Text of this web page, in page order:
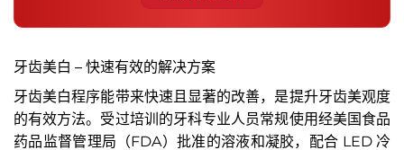
牙齿美白 – 快速有效的解决方案
牙齿美白程序能带来快速且显著的改善，是提升牙齿美观度
的有效方法。受过培训的牙科专业人员常规使用经美国食品
药品监督管理局（FDA）批准的溶液和凝胶，配合 LED 冷